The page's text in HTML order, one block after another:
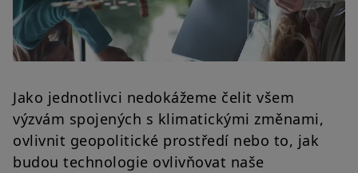
Jako jednotlivci nedokážeme čelit všem
výzvám spojených s klimatickými změnami,
ovlivnit geopolitické prostředí nebo to, jak
budou technologie ovlivňovat naše